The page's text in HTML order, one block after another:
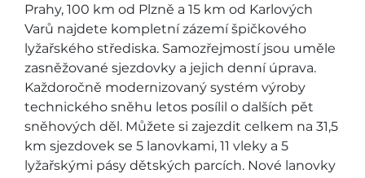
Prahy, 100 km od Plzně a 15 km od Karlových
Varů najdete kompletní zázemí špičkového
lyžařského střediska. Samozřejmostí jsou uměle
zasněžované sjezdovky a jejich denní úprava.
Každoročně modernizovaný systém výroby
technického sněhu letos posílil o dalších pět
sněhových děl. Můžete si zajezdit celkem na 31,5
km sjezdovek se 5 lanovkami, 11 vleky a 5
lyžařskými pásy dětských parcích. Nové lanovky